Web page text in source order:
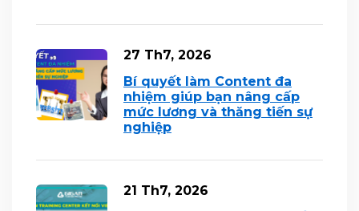
27 Th7, 2026
Bí quyết làm Content đa
nhiệm giúp bạn nâng cấp
mức lương và thăng tiến sự
nghiệp
21 Th7, 2026